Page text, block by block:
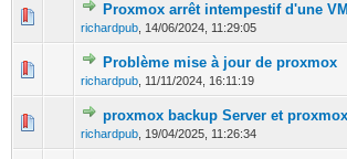
Proxmox arrêt intempestif d'une
richardpub 14/06/2024, 11:29:05
0 Votes - 0 sur 5 en moyenne
12345
Problème mise à jour de proxmox
richardpub 11/11/2024, 16:11:19
0 Votes - 0 sur 5 en moyenne
12345
proxmox backup Server et
richardpub 19/04/2025, 11:26:34
0 Votes - 0 sur 5 en moyenne
1234 5